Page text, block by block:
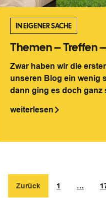
IN EIGENER SACHE
Themen – Treffen
Zwar haben wir die
unseren Blog ein wenig
dann ging es doch ganz
weiterlesen
Zurück 1 …